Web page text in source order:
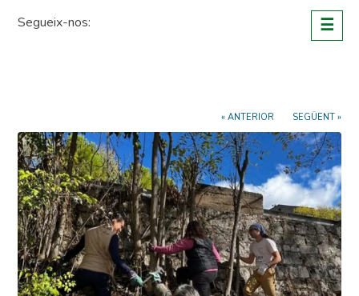
Segueix-nos: ☰
« ANTERIOR SEGÜENT »